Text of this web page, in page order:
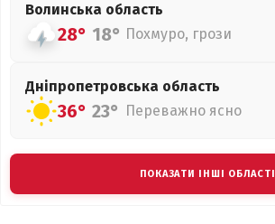
Волинська область
28° 18° Похмуро, грози
Дніпропетровська область
36° 23° Переважно ясно
ПОКАЗАТИ ІНШІ ОБЛАСТІ